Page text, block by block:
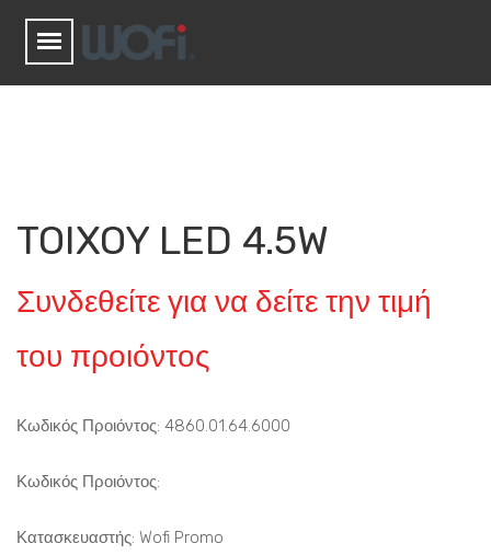
TOIXOY LED 4.5W
Συνδεθείτε για να δείτε την τιμή
του προιόντος
Κωδικός Προιόντος: 4860.01.64.6000
Κωδικός Προιόντος:
Κατασκευαστής: Wofi Promo